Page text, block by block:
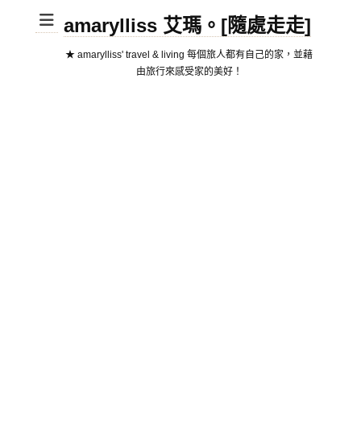
amarylliss 艾瑪。[隨處走走]
★ amarylliss' travel & living 每個旅人都有自己的家，並藉
由旅行來感受家的美好！